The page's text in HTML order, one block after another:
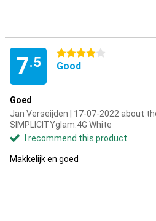
7.5
4 stars
Good
Goed
Jan Verseijden | 17-07-2022 about
SIMPLICITYglam.4G White
I recommend this product
Makkelijk en goed